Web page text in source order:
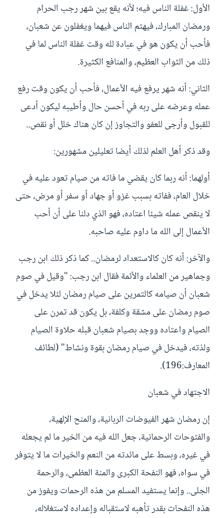
الأول: غفلة الناس فيه؛ لأنه يقع بين شهر رجب الحرام
ورمضان المبارك، فيهتم الناس فيهما ويغفلون عن شعبان،
فأحب أن يكون هو في عبادة لله وقت غفلة الناس لما في
ذلك من الثواب العظيم، والمنافع الكثيرة.
الثاني: أنه شهر يرفع فيه الأعمال، فأحب أن يكون وقت رفع
عمله وعرضه على ربه في أحسن حال وأطيبه ليكون أدعى
للقبول وأرجى للعفو والتجاوز إن كان هناك خلل أو نقص..
وقد ذكر أهل العلم لذلك أيضا تعليلين مشهورين:
أولهما: أنه ربما كان يقضي ما فاته من صيام تعود عليه في
خلال العام، ففاته بسبب غزو أو جهاد أو سفر أو مرض، حتى
لا ينقص عمله شيئا اعتاده، فهو الذي دلنا على أن أحب
الأعمال إلى الله ما داوم عليه صاحبه.
والآخر: أنه كان كالاستعداد لرمضان.. كما ذكر ذلك ابن رجب
وجماهير من العلماء والأئمة فقال ابن رجب: "وقيل في صوم
شعبان أن صيامه كالتمرين على صيام رمضان لئلا يدخل في
صوم رمضان على مشقة وكلفة، بل يكون قد تمرن على
الصيام واعتاده ووجد بصيام شعبان قبله حلاوة الصيام
ولذته، فيدخل في صيام رمضان بقوة ونشاط" (لطائف
المعارف:196).
الاجتهاد في شعبان
إن رمضان شهر الفيوضات الربانية، والمنح الإلهية،
والفتوحات الرحمانية، جعل الله فيه من الخير ما لم يجعله
في غيره، وبسط على مائدته من النعم والخيرات ما لا يتوفر
في سواه، فهو النفحة الكبرى والمنة العظمى، والرحمة
الجلى.. وإنما يستفيد المسلم من هذه الرحمات ويفوز من
هذه النفحات بقدر تأهبه لاستقباله وإعداده لاستغلاله،